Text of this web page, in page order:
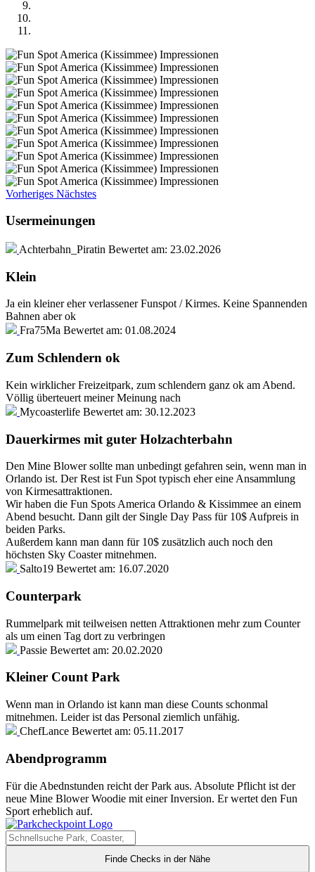
Vorheriges Nächstes
Usermeinungen
Achterbahn_Piratin Bewertet am: 23.02.2026
Klein
Ja ein kleiner eher verlassener Funspot / Kirmes. Keine Spannenden
Bahnen aber ok
Fra75Ma Bewertet am: 01.08.2024
Zum Schlendern ok
Kein wirklicher Freizeitpark, zum schlendern ganz ok am Abend.
Völlig überteuert meiner Meinung nach
Mycoasterlife Bewertet am: 30.12.2023
Dauerkirmes mit guter Holzachterbahn
Den Mine Blower sollte man unbedingt gefahren sein, wenn man in
Orlando ist. Der Rest ist Fun Spot typisch eher eine Ansammlung
von Kirmesattraktionen.
Wir haben die Fun Spots America Orlando & Kissimmee an einem
Abend besucht. Dann gilt der Single Day Pass für 10$ Aufpreis in
beiden Parks.
Außerdem kann man dann für 10$ zusätzlich auch noch den
höchsten Sky Coaster mitnehmen.
Salto19 Bewertet am: 16.07.2020
Counterpark
Rummelpark mit teilweisen netten Attraktionen mehr zum Counter
als um einen Tag dort zu verbringen
Passie Bewertet am: 20.02.2020
Kleiner Count Park
Wenn man in Orlando ist kann man diese Counts schonmal
mitnehmen. Leider ist das Personal ziemlich unfähig.
ChefLance Bewertet am: 05.11.2017
Abendprogramm
Für die Abednstunden reicht der Park aus. Absolute Pflicht ist der
neue Mine Blower Woodie mit einer Inversion. Er wertet den Fun
Sport erheblich auf.
Finde Checks in der Nähe